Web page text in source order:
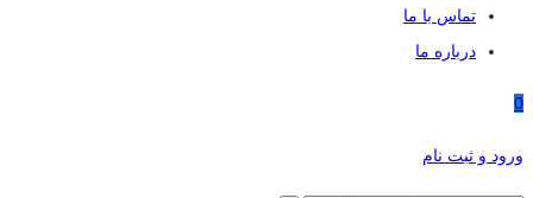
تماس با ما
درباره ما
0
ورود و ثبت نام